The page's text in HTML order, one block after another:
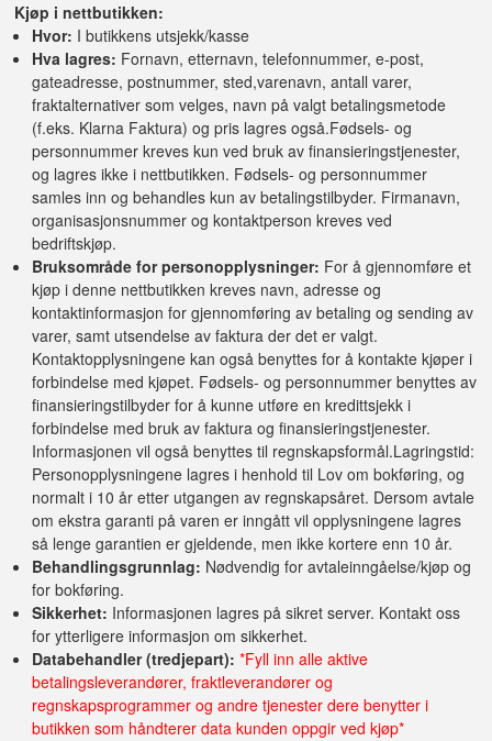
Kjøp i nettbutikken:
Hvor: I butikkens utsjekk/kasse
Hva lagres: Fornavn, etternavn, telefonnummer, e-post,
gateadresse, postnummer, sted,varenavn, antall varer,
fraktalternativer som velges, navn på valgt betalingsmetode
(f.eks. Klarna Faktura) og pris lagres også.Fødsels- og
personnummer kreves kun ved bruk av finansieringstjenester,
og lagres ikke i nettbutikken. Fødsels- og personnummer
samles inn og behandles kun av betalingstilbyder. Firmanavn,
organisasjonsnummer og kontaktperson kreves ved
bedriftskjøp.
Bruksområde for personopplysninger: For å gjennomføre et
kjøp i denne nettbutikken kreves navn, adresse og
kontaktinformasjon for gjennomføring av betaling og sending av
varer, samt utsendelse av faktura der det er valgt.
Kontaktopplysningene kan også benyttes for å kontakte kjøper i
forbindelse med kjøpet. Fødsels- og personnummer benyttes av
finansieringstilbyder for å kunne utføre en kredittsjekk i
forbindelse med bruk av faktura og finansieringstjenester.
Informasjonen vil også benyttes til regnskapsformål.Lagringstid:
Personopplysningene lagres i henhold til Lov om bokføring, og
normalt i 10 år etter utgangen av regnskapsåret. Dersom avtale
om ekstra garanti på varen er inngått vil opplysningene lagres
så lenge garantien er gjeldende, men ikke kortere enn 10 år.
Behandlingsgrunnlag: Nødvendig for avtaleinngåelse/kjøp og
for bokføring.
Sikkerhet: Informasjonen lagres på sikret server. Kontakt oss
for ytterligere informasjon om sikkerhet.
Databehandler (tredjepart): *Fyll inn alle aktive
betalingsleverandører, fraktleverandører og
regnskapsprogrammer og andre tjenester dere benytter i
butikken som håndterer data kunden oppgir ved kjøp*